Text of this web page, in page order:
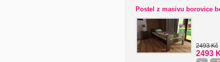
Postel z masivu borovice
2493 Kč
2493